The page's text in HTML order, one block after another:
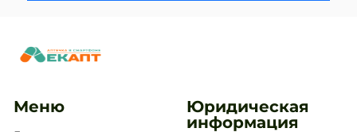
Меню
Юридическая
информация